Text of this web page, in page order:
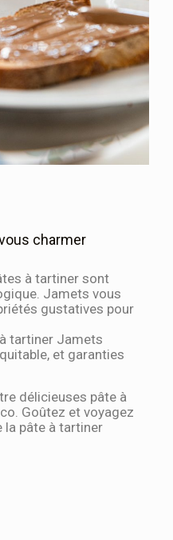
charmer
à tartiner sont
Jamets vous
gustatives pour
à tartiner Jamets
et garanties
délicieuses pâte à
Goûtez et voyagez
la pâte à tartiner